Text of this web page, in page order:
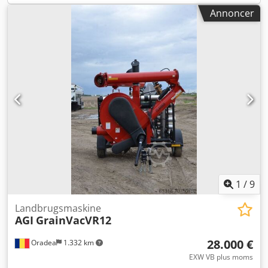
Transportmål (L x B x H): 6.450 x 2.100 x 3.200 mm
Sigtekapacitet: 5 til 30 m³/t Sigtning muligt i 3 fraktioner
Annoncer
1 /9
Oradea 1.332 km
Landbrugsmaskine
AGI GrainVacVR12
28.000 €
EXW VB plus moms